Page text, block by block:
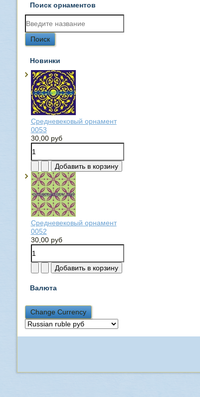
Поиск орнаментов
Новинки
Средневековый орнамент
0053
30,00 руб
Средневековый орнамент
0052
30,00 руб
Валюта